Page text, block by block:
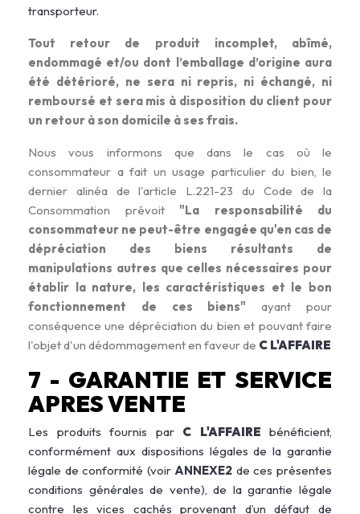
transporteur.
Tout retour de produit incomplet, abîmé,
endommagé et/ou dont l’emballage d’origine aura
été détérioré, ne sera ni repris, ni échangé, ni
remboursé et sera mis à disposition du client pour
un retour à son domicile à ses frais.
Nous vous informons que dans le cas où le
consommateur a fait un usage particulier du bien, le
dernier alinéa de l'article L.221-23 du Code de la
Consommation prévoit "La responsabilité du
consommateur ne peut-être engagée qu'en cas de
dépréciation des biens résultants de
manipulations autres que celles nécessaires pour
établir la nature, les caractéristiques et le bon
fonctionnement de ces biens"ayant pour
conséquence une dépréciation du bien et pouvant faire
l'objet d'un dédommagement en faveur de C L'AFFAIRE
7 - GARANTIE ET SERVICE
APRES VENTE
Les produits fournis par C L'AFFAIRE bénéficient,
conformément aux dispositions légales de la garantie
légale de conformité (voirANNEXE2 de ces présentes
conditions générales de vente), de la garantie légale
contre les vices cachés provenant d’un défaut de